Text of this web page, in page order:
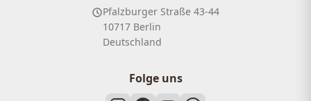
Pfalzburger Straße 43-44
10717 Berlin
Deutschland
Folge uns